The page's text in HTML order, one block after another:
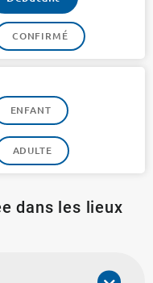
CONFIRMÉ
ENFANT
ADULTE
dans les lieux